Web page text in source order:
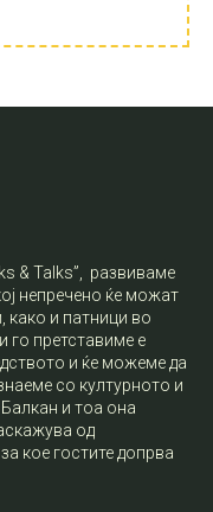
& Talks”, развиваме
непречено ќе можат
како и патници во
го претставиме е
и ќе можеме да
со културното и
и тоа она
од
кое гостите допрва